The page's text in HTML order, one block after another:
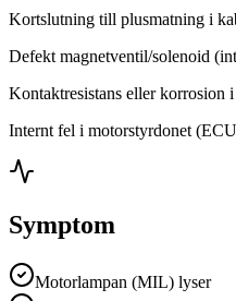
Kortslutning till plusmatning i
Defekt magnetventil/solenoid
Kontaktresistans eller korrosion
Internt fel i motorstyrdonet
Symptom
Motorlampan (MIL) lyser